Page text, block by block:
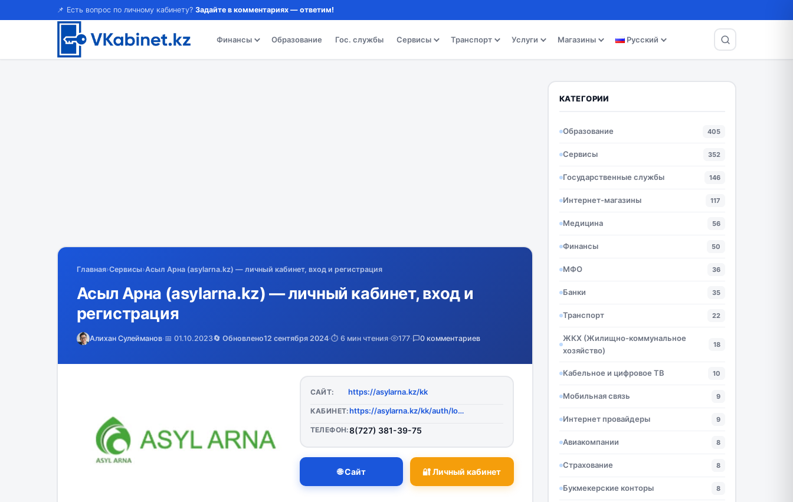
📌 Есть вопрос по личному кабинету? Задайте в комментариях — ответим!
Финансы Образование Гос. службы Сервисы Транспорт Услуги Магазины Русский
Главная›Сервисы›Асыл Арна (asylarna.kz) — личный кабинет, вход и регистрация
Асыл Арна (asylarna.kz) — личный кабинет, вход и
регистрация
Алихан Сулейманов·📅 01.10.2023🔄 Обновлено12 сентября 2024·⏱️ 6 мин чтения· 177· 0 комментариев
САЙТ: https://asylarna.kz/kk
КАБИНЕТ: https://asylarna.kz/kk/auth/login
ТЕЛЕФОН:8(727) 381-39-75
🌐 Сайт 🔐 Личный кабинет
КАТЕГОРИИ
Образование 405
Сервисы 352
Государственные службы 146
Интернет-магазины 117
Медицина 56
Финансы 50
МФО 36
Банки 35
Транспорт 22
ЖКХ (Жилищно-коммунальное
хозяйство)
18
Кабельное и цифровое ТВ 10
Мобильная связь 9
Интернет провайдеры 9
Авиакомпании 8
Страхование 8
Букмекерские конторы 8